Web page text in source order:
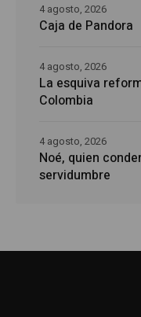
Caja de Pandora
4 agosto, 2026
La esquiva
Colombia
4 agosto, 2026
Noé, quien
servidumbre
4 agosto, 2026